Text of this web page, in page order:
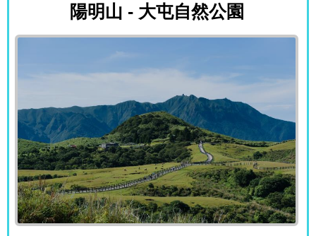
陽明山 - 大屯自然公園
陽明山 - 擎天崗草原